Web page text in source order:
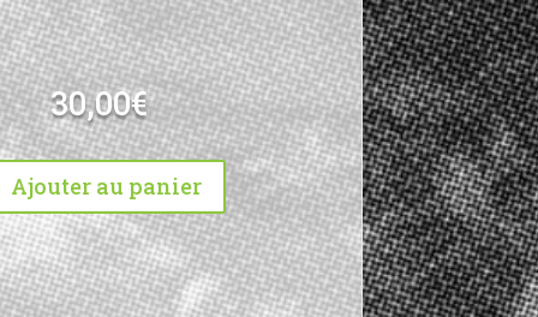
30,00€
Ajouter au panier